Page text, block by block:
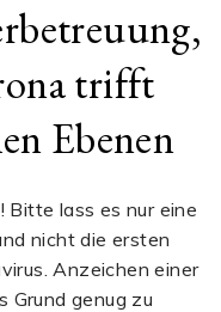
trifft
Ebenen
Bitte lass es nur eine
nicht die ersten
Anzeichen einer
Grund genug zu